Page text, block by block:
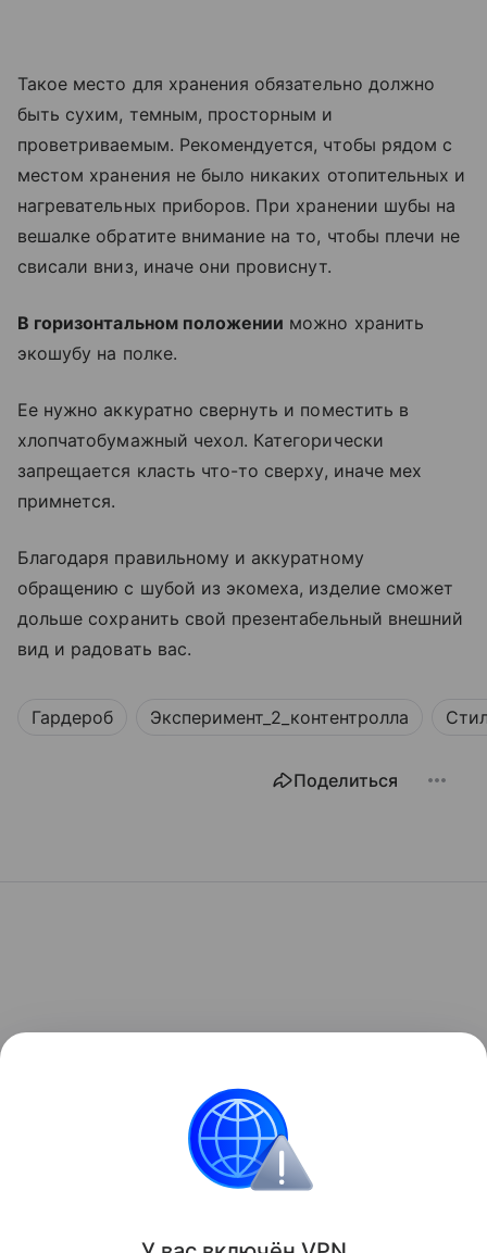
Такое место для хранения обязательно должно
быть сухим, темным, просторным и
проветриваемым. Рекомендуется, чтобы рядом с
местом хранения не было никаких отопительных и
нагревательных приборов. При хранении шубы на
вешалке обратите внимание на то, чтобы плечи не
свисали вниз, иначе они провиснут.
В горизонтальном положении можно хранить
экошубу на полке.
Ее нужно аккуратно свернуть и поместить в
хлопчатобумажный чехол. Категорически
запрещается класть что-то сверху, иначе мех
примнется.
Благодаря правильному и аккуратному
обращению с шубой из экомеха, изделие сможет
дольше сохранить свой презентабельный внешний
вид и радовать вас.
Гардероб Эксперимент_2_контентролла
Поделиться